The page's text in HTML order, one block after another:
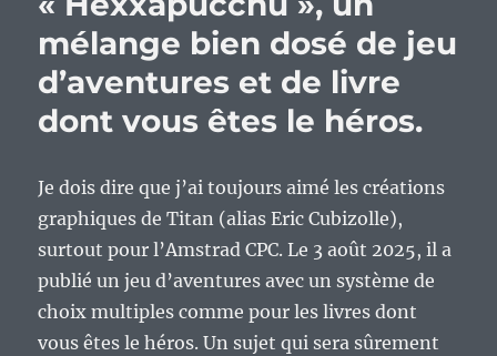
milieu
de
semaine…
mélange bien dosé de jeu
d’aventures et de livre
dont vous êtes le héros.
Je dois dire que j’ai toujours aimé les créations
graphiques de Titan (alias Eric Cubizolle),
surtout pour l’Amstrad CPC. Le 3 août 2025, il a
publié un jeu d’aventures avec un système de
choix multiples comme pour les livres dont
vous êtes le héros. Un sujet qui sera sûrement